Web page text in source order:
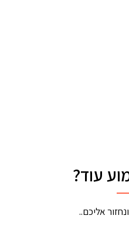
עוד?
אליכם..